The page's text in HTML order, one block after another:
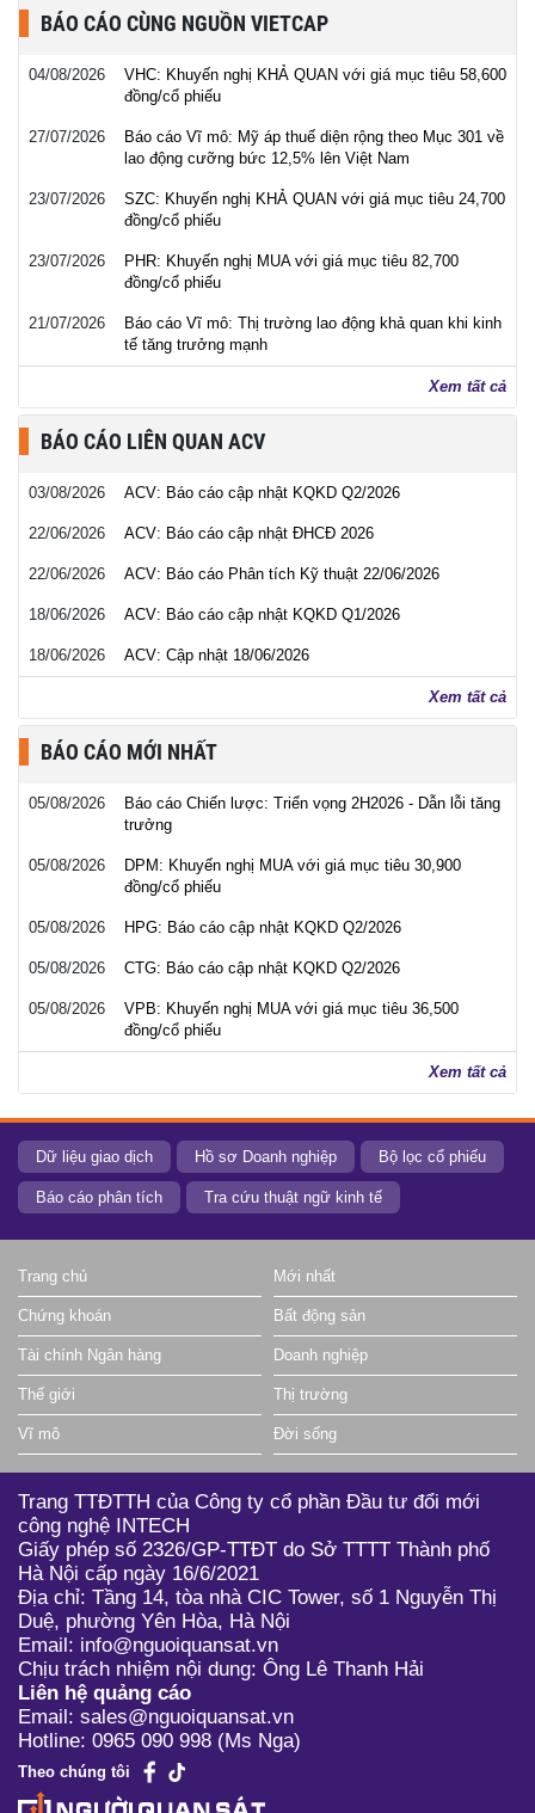
BÁO CÁO CÙNG NGUỒN VIETCAP
04/08/2026
VHC: Khuyến nghị KHẢ QUAN với giá mục tiêu 58,600
đồng/cổ phiếu
27/07/2026
Báo cáo Vĩ mô: Mỹ áp thuế diện rộng theo Mục 301 về
lao động cưỡng bức 12,5% lên Việt Nam
23/07/2026
SZC: Khuyến nghị KHẢ QUAN với giá mục tiêu 24,700
đồng/cổ phiếu
23/07/2026
PHR: Khuyến nghị MUA với giá mục tiêu 82,700
đồng/cổ phiếu
21/07/2026
Báo cáo Vĩ mô: Thị trường lao động khả quan khi kinh
tế tăng trưởng mạnh
Xem tất cả
BÁO CÁO LIÊN QUAN ACV
03/08/2026 ACV: Báo cáo cập nhật KQKD Q2/2026
22/06/2026 ACV: Báo cáo cập nhật ĐHCĐ 2026
22/06/2026 ACV: Báo cáo Phân tích Kỹ thuật 22/06/2026
18/06/2026 ACV: Báo cáo cập nhật KQKD Q1/2026
18/06/2026 ACV: Cập nhật 18/06/2026
Xem tất cả
BÁO CÁO MỚI NHẤT
05/08/2026
Báo cáo Chiến lược: Triển vọng 2H2026 - Dẫn lỗi tăng
trưởng
05/08/2026
DPM: Khuyến nghị MUA với giá mục tiêu 30,900
đồng/cổ phiếu
05/08/2026 HPG: Báo cáo cập nhật KQKD Q2/2026
05/08/2026 CTG: Báo cáo cập nhật KQKD Q2/2026
05/08/2026
VPB: Khuyến nghị MUA với giá mục tiêu 36,500
đồng/cổ phiếu
Xem tất cả
Dữ liệu giao dịch Hồ sơ Doanh nghiệp Bộ lọc cổ phiếu
Báo cáo phân tích Tra cứu thuật ngữ kinh tế
Trang chủ Mới nhất
Chứng khoán Bất động sản
Tài chính Ngân hàng Doanh nghiệp
Thế giới Thị trường
Vĩ mô Đời sống
Trang TTĐTTH của Công ty cổ phần Đầu tư đổi mới
công nghệ INTECH
Giấy phép số 2326/GP-TTĐT do Sở TTTT Thành phố
Hà Nội cấp ngày 16/6/2021
Địa chỉ: Tầng 14, tòa nhà CIC Tower, số 1 Nguyễn Thị
Duệ, phường Yên Hòa, Hà Nội
Email: info@nguoiquansat.vn
Chịu trách nhiệm nội dung: Ông Lê Thanh Hải
Liên hệ quảng cáo
Email: sales@nguoiquansat.vn
Hotline: 0965 090 998 (Ms Nga)
Theo chúng tôi